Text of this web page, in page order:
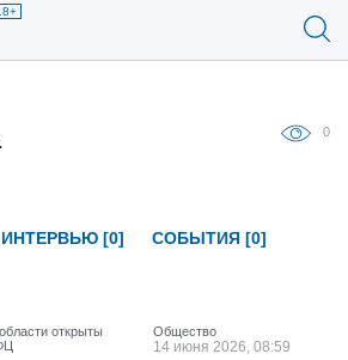
0
ИНТЕРВЬЮ [0]
СОБЫТИЯ [0]
Общество
14 июня 2026, 08:59